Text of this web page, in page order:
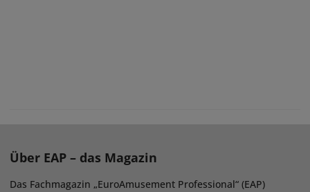
Über EAP – das Magazin
Das Fachmagazin „EuroAmusement Professional“ (EAP)